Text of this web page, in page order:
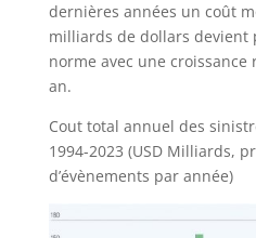
dernières années un coût
milliards de dollars devient
norme avec une croissance
an.
Cout total annuel des
1994-2023 (USD Milliards,
d’évènements par année)